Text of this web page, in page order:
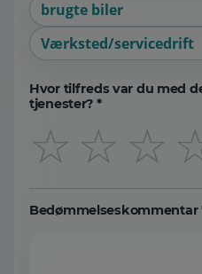
brugte biler
Værksted/servicedrift
Hvor tilfreds var du med
tjenester? *
☆
☆
☆
Bedømmelseskommentar